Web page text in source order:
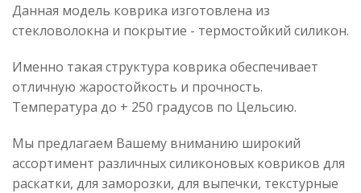
Данная модель коврика изготовлена из
стекловолокна и покрытие - термостойкий силикон.
Именно такая структура коврика обеспечивает
отличную жаростойкость и прочность.
Температура до + 250 градусов по Цельсию.
Мы предлагаем Вашему вниманию широкий
ассортимент различных силиконовых ковриков для
раскатки, для заморозки, для выпечки, текстурные